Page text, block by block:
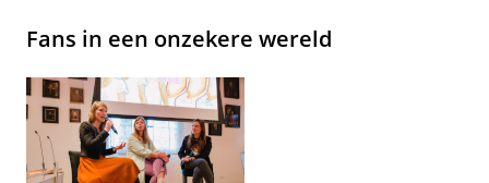
Fans in een onzekere wereld